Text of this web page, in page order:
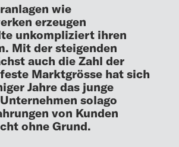
wie
erzeugen
unkompliziert ihren
Mit der steigenden
auch die Zahl der
Marktgrösse hat sich
Jahre das junge
solago
von Kunden
ohne Grund.